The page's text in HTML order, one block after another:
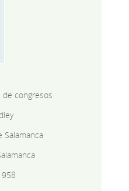
de congresos
Salamanca